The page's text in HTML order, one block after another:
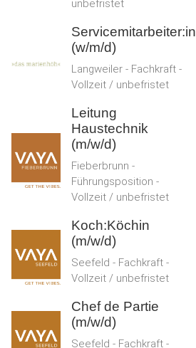
unbefristet
Servicemitarbeiter:in
(w/m/d)
Langweiler - Fachkraft -
Vollzeit / unbefristet
Leitung
Haustechnik
(m/w/d)
Fieberbrunn -
Führungsposition -
Vollzeit / unbefristet
Koch:Köchin
(m/w/d)
Seefeld - Fachkraft -
Vollzeit / unbefristet
Chef de Partie
(m/w/d)
Seefeld - Fachkraft -